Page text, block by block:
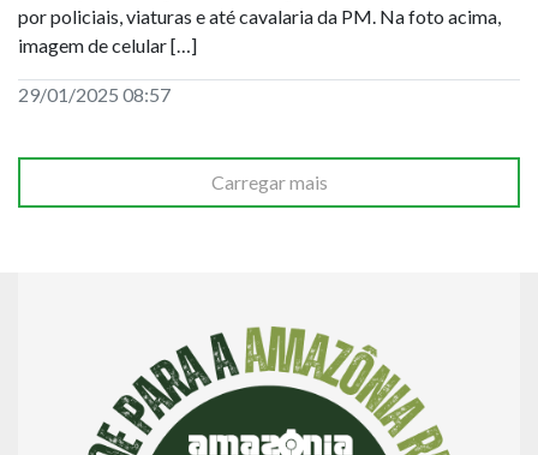
por policiais, viaturas e até cavalaria da PM. Na foto acima,
imagem de celular […]
29/01/2025 08:57
Carregar mais